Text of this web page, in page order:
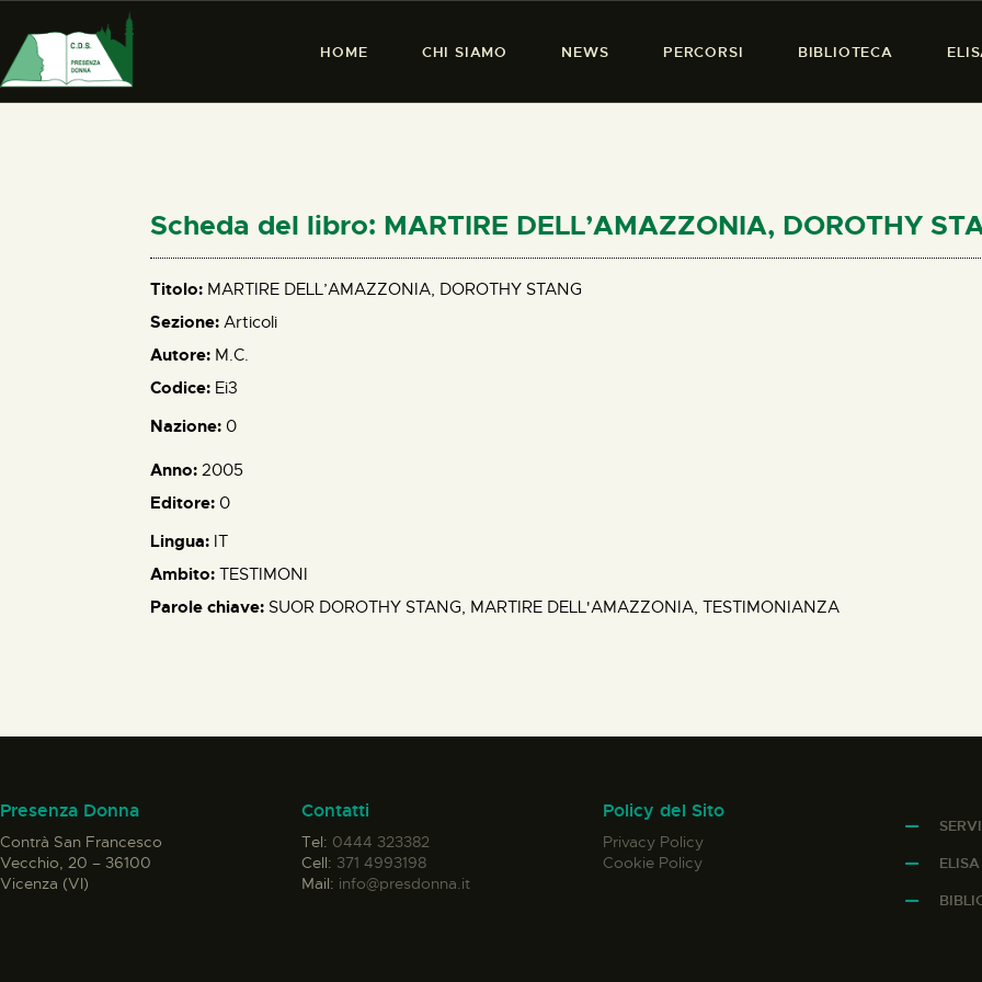
HOME CHI SIAMO NEWS PERCORSI BIBLIOTECA
PRESENZA DONNA
PERCORSI
BIBLIOTECA
Scheda del libro: MARTIRE DELL’AMAZZONIA, DOROTHY
Titolo: MARTIRE DELL’AMAZZONIA, DOROTHY STANG
Sezione: Articoli
Autore: M.C.
Codice: Ei3
Nazione: 0
Anno: 2005
Editore: 0
Lingua: IT
Ambito: TESTIMONI
Parole chiave: SUOR DOROTHY STANG, MARTIRE DELL'AMAZZONIA, TESTIMONIANZA
Presenza Donna
Contrà San Francesco
Vecchio, 20 – 36100
Vicenza (VI)
Contatti
Tel: 0444 323382
Cell: 371 4993198
Mail: info@presdonna.it
Policy del Sito
Privacy Policy
Cookie Policy